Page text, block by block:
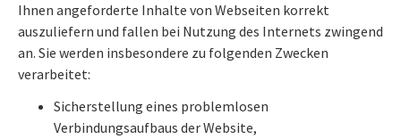
Ihnen angeforderte Inhalte von Webseiten korrekt
auszuliefern und fallen bei Nutzung des Internets zwingend
an. Sie werden insbesondere zu folgenden Zwecken
verarbeitet:
Sicherstellung eines problemlosen
Verbindungsaufbaus der Website,